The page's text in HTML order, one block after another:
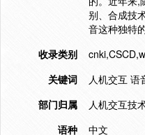
别、合成技
音这种独特
收录类别
关键词
人机交互 语
部门归属
人机交互技
语种
中文